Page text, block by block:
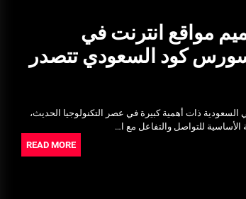
Ultrasonic Thickness Gauge
Inspection in Egypt: Ensuring
شركة الجوهرة كلين المتميزة
مواقع انترنت في
كود السعودي تتصدر
ذات أهمية كبيرة في عصر التكنولوجيا الحديث،
الأساسية للتواصل والتفاعل مع ا…
READ MORE